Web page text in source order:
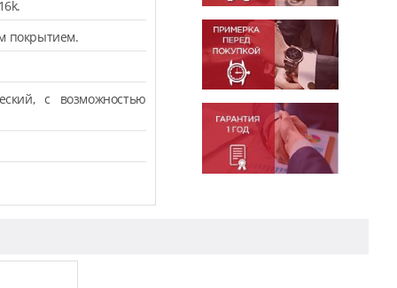
покрытием.
с возможностью